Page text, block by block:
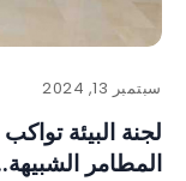
سبتمبر 13, 2024
لجنة البيئة
المطامر